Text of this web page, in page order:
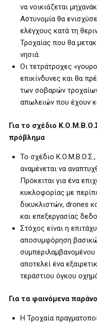
να νοικιάζεται
Αστυνομία θα
ελέγχους κατά τη
Τροχαίας που θα
νησιά.
Οι τετράτροχες
επικίνδυνες και θα
των σοβαρών
απωλειών που έχουν
Για το σχέδιο
πρόβλημα
Το σχέδιο Κ.Ο.Μ.Β.Ο.Σ.,
αναμένεται να
Πρόκειται για ένα
κυκλοφορίας με
δικυκλιστών, drones
και επεξεργασίας
Στόχος είναι η
αποσυμφόρηση
αποτελεί ένα
τεράστιου όγκου
Για τα φαινόμενα
Η Τροχαία